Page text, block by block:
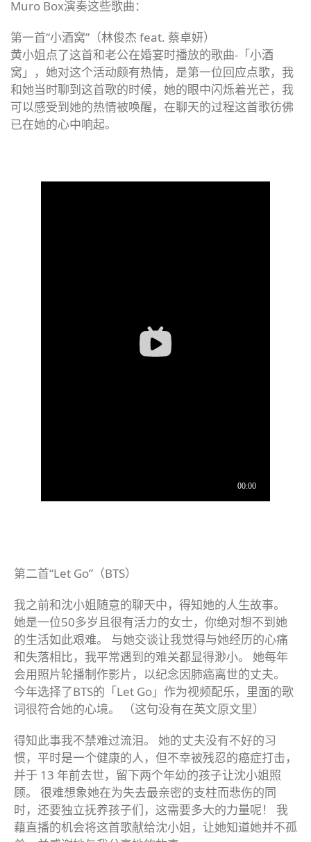
Muro Box演奏这些歌曲：
第一首“小酒窝”（林俊杰 feat. 蔡卓妍）
黄小姐点了这首和老公在婚宴时播放的歌曲-「小酒
窝」，她对这个活动颇有热情，是第一位回应点歌，我
和她当时聊到这首歌的时候，她的眼中闪烁着光芒，我
可以感受到她的热情被唤醒，在聊天的过程这首歌彷佛
已在她的心中响起。
第二首“Let Go”（BTS）
我之前和沈小姐随意的聊天中，得知她的人生故事。
她是一位50多岁且很有活力的女士，你绝对想不到她
的生活如此艰难。 与她交谈让我觉得与她经历的心痛
和失落相比，我平常遇到的难关都显得渺小。 她每年
会用照片轮播制作影片，以纪念因肺癌离世的丈夫。
今年选择了BTS的「Let Go」作为视频配乐，里面的歌
词很符合她的心境。 （这句没有在英文原文里）
得知此事我不禁难过流泪。 她的丈夫没有不好的习
惯，平时是一个健康的人，但不幸被残忍的癌症打击，
并于 13 年前去世，留下两个年幼的孩子让沈小姐照
顾。 很难想象她在为失去最亲密的支柱而悲伤的同
时，还要独立抚养孩子们，这需要多大的力量呢！ 我
藉直播的机会将这首歌献给沈小姐，让她知道她并不孤